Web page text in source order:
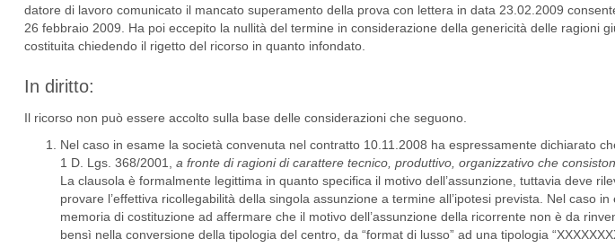
datore di lavoro comunicato il mancato superamento della prova con lettera in data 23.02.2009
26 febbraio 2009. Ha poi eccepito la nullità del termine in considerazione della genericità delle ragioni
costituita chiedendo il rigetto del ricorso in quanto infondato.
In diritto:
Il ricorso non può essere accolto sulla base delle considerazioni che seguono.
Nel caso in esame la società convenuta nel contratto 10.11.2008 ha espressamente dichiarato
1 D. Lgs. 368/2001, a fronte di ragioni di carattere tecnico, produttivo, organizzativo che
La clausola è formalmente legittima in quanto specifica il motivo dell’assunzione, tuttavia deve
provare l’effettiva ricollegabilità della singola assunzione a termine all’ipotesi prevista. Nel caso
memoria di costituzione ad affermare che il motivo dell’assunzione della ricorrente non è da
bensì nella conversione della tipologia del centro, da “format di lusso” ad una tipologia